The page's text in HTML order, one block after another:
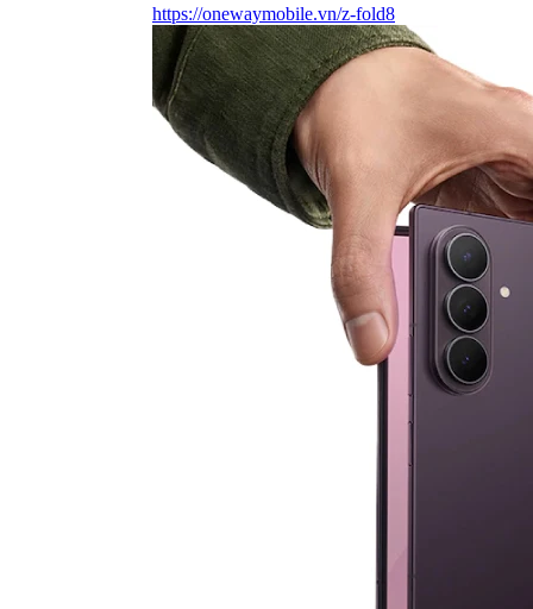
https://onewaymobile.vn/z-fold8